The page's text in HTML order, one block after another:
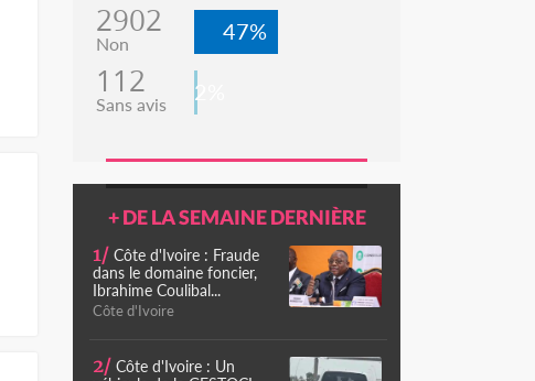
2902
Non 47%
112
Sans avis 2%
+ DE LA SEMAINE DERNIÈRE
1/ Côte d'Ivoire : Fraude
dans le domaine foncier,
Ibrahime Coulibal...
Côte d'Ivoire
2/ Côte d'Ivoire : Un